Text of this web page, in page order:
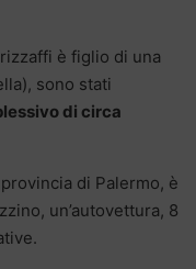
è figlio di una
sono stati
di circa
di Palermo, è
un’autovettura, 8